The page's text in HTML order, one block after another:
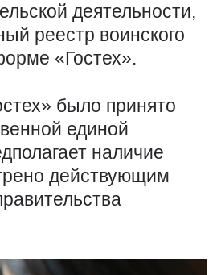
деятельности,
реестр воинского
«Гостех».
было принято
единой
наличие
действующим